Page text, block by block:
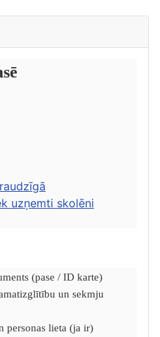
uzņemti skolēni
(pase / ID karte)
un sekmju
personas lieta (ja ir)